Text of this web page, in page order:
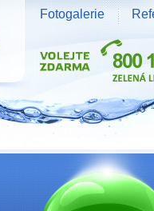
Fotogalerie